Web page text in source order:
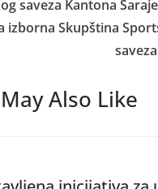
saveza Kantona
izborna Skupština
Also Like